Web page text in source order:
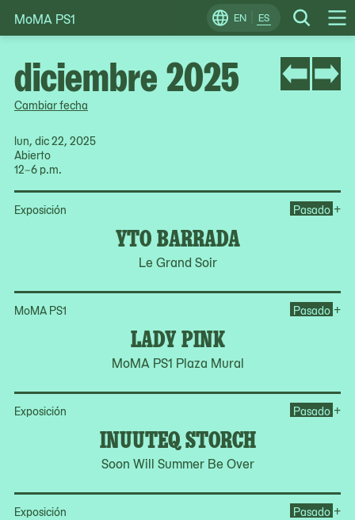
Skip
to
EN ES Search
Change
Locale
MoMA PS1
Cambiar fecha
lun, dic 22, 2025
Abierto
12–6 p.m.
Exposición
YTO BARRADA
Le Grand Soir
Pasado +
MoMA PS1
LADY PINK
MoMA PS1 Plaza Mural
Pasado +
Exposición
INUUTEQ STORCH
Soon Will Summer Be Over
Pasado +
Exposición Pasado +
diciembre 2025